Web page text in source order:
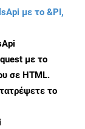
με το &PI,
με το
σε HTML.
το